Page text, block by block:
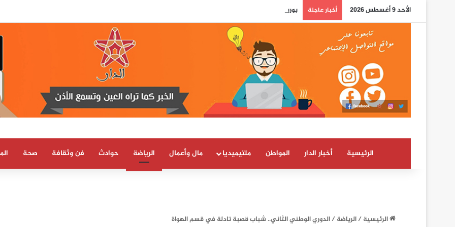
الأحد 9 أغسطس 2026 أخبار عاجلة بوريطة: اعتراف كولومبيا بسيادة المغرب على صحرائه «قرار تاريخي»…
الرئيسية أخبار الدار المواطن ملتيميديا مال وأعمال الرياضة حوادث فن وثقافة صحة
الرئيسية/الرياضة/الدوري الوطني الثاني.. شباب قصبة تادلة في قسم الهواة